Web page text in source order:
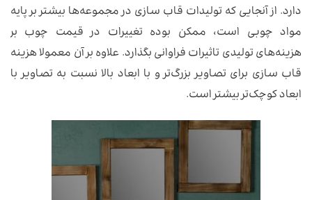
دارد. از آنجایی که تولیدات قاب سازی در مجموعه‌ها بیشتر بر پایه
مواد چوبی است، ممکن بوده تغییرات در قیمت چوب بر
هزینه‌های تولیدی تاثیرات فراوانی بگذارد. علاوه بر آن معمولا هزینه
قاب سازی برای تصاویر بزرگ‌تر و با ابعاد بالا نسبت به تصاویر با
ابعاد کوچک‌تر بیشتر است.